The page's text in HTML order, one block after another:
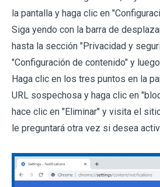
la pantalla y haga clic en
Siga yendo con la barra de
hasta la sección "Privacidad y
"Configuración de contenido" y
Haga clic en los tres puntos en la
URL sospechosa y haga clic en
hace clic en "Eliminar" y visita el
le preguntará otra vez si desea